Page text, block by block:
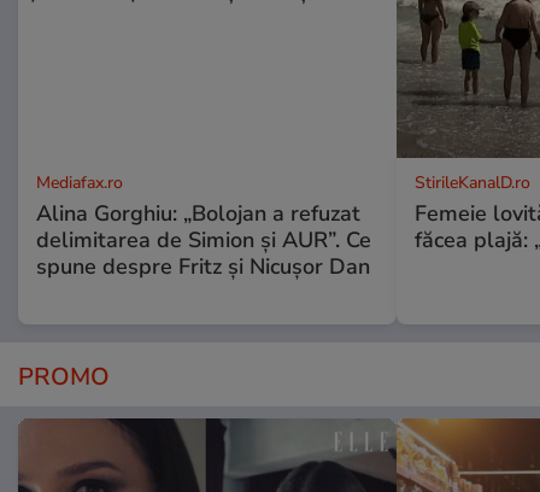
Mediafax.ro
Alina Gorghiu: „Bolojan a refuzat
delimitarea de Simion și AUR”. Ce
spune despre Fritz și Nicușor Dan
StirileKanalD.ro
Femeie
făcea plajă:
PROMO